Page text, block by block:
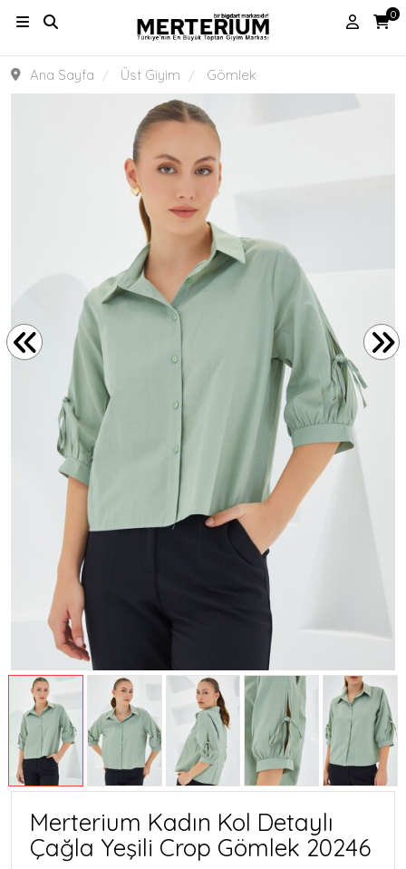
0
Ana Sayfa Üst Giyim Gömlek
Merterium Kadın Kol Detaylı
Çağla Yeşili Crop Gömlek 20246